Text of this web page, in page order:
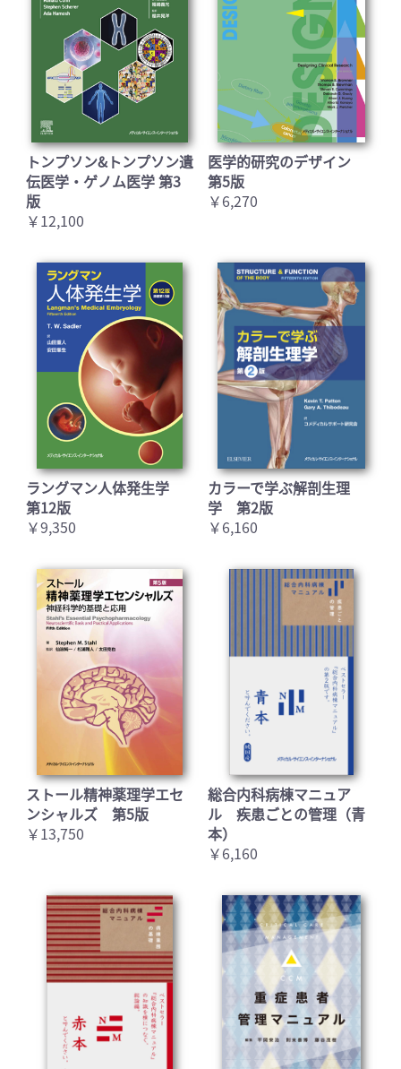
トンプソン&トンプソン遺
伝医学・ゲノム医学 第3
版
￥12,100
医学的研究のデザイン
第5版
￥6,270
ラングマン人体発生学
第12版
￥9,350
カラーで学ぶ解剖生理
学 第2版
￥6,160
ストール精神薬理学エセ
ンシャルズ 第5版
￥13,750
総合内科病棟マニュア
ル 疾患ごとの管理（青
本）
￥6,160